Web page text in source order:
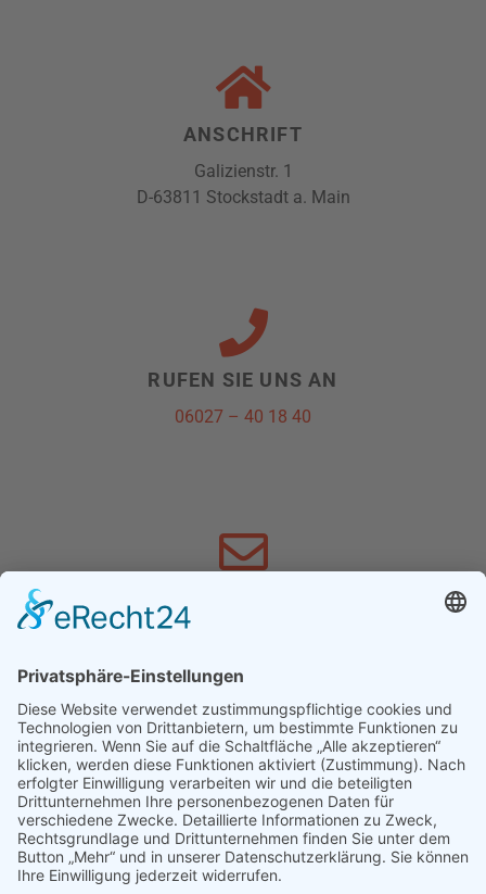
ANSCHRIFT
Galizienstr. 1
D-63811 Stockstadt a. Main
RUFEN SIE UNS AN
06027 – 40 18 40
info@schnewoli.de
FACEBOOK
Hier geht´s zu Facebook »